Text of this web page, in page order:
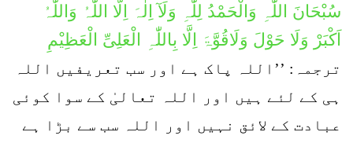
سُبْحَانَ اللّٰہِ وَالْحَمْدُ لِلّٰہِ وَلَآ اِلٰہَ اِلَّا اللّٰہُ وَاللّٰہُ
اَکْبَرْ وَلَا حَوْلَ وَلَاقُوَّۃَ اِلَّا بِاللّٰہِ الْعَلِیِّ الْعَظِیْمِ
ترجمہ: ’’اللہ پاک ہے اور سب تعریفیں اللہ
ہی کے لئے ہیں اور اللہ تعالیٰ کے سوا کوئی
عبادت کے لائق نہیں اور اللہ سب سے بڑا ہے